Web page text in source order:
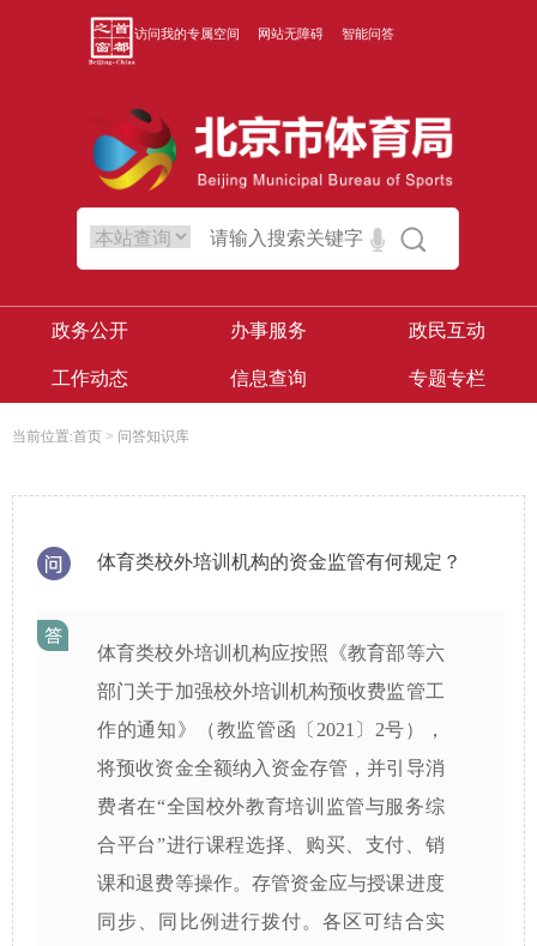
访问我的专属空间 网站无障碍 智能问答
政务公开 办事服务 政民互动
工作动态 信息查询 专题专栏
当前位置:首页 > 问答知识库
体育类校外培训机构的资金监管有何规定？
体育类校外培训机构应按照《教育部等六
部门关于加强校外培训机构预收费监管工
作的通知》（教监管函〔2021〕2号），
将预收资金全额纳入资金存管，并引导消
费者在“全国校外教育培训监管与服务综
合平台”进行课程选择、购买、支付、销
课和退费等操作。存管资金应与授课进度
同步、同比例进行拨付。各区可结合实